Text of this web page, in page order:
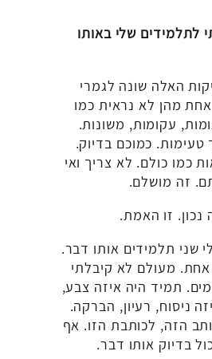
לתלמידים שלי באותו
האלה שונה לגמרי
מהן לא נראית כמו
עקומות, משונות.
טעימות. כמוכם בדיוק.
כמו כולם. לא צריך ואי
זה מושלם.
נכון. זו האמת.
שני תלמידים אותו דבר.
מעולם לא קיבלתי
תמיד היה איזה צבע,
ניסוח, רעיון, הברקה.
הזה, לכותבת הזו. אף
בדיוק אותו דבר.